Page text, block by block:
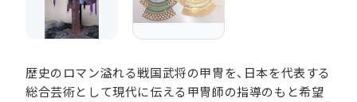
歴史のロマン溢れる戦国武将の甲冑を、日本を代表する
総合芸術として現代に伝える甲冑師の指導のもと希望